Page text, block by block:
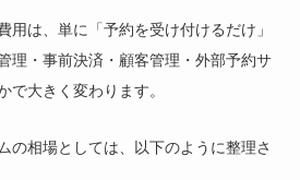
用は、単に「予約を受け付けるだけ」
理・事前決済・顧客管理・外部予約サ
で大きく変わります。
の相場としては、以下のように整理さ